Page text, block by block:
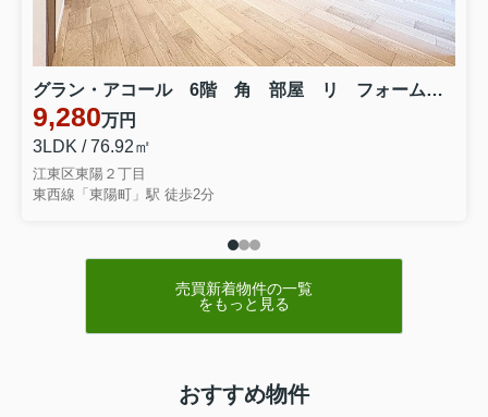
グラン・アコール 6階 角 部屋 リ フォーム済 ６F
9,280万円
3LDK / 76.92㎡
江東区東陽２丁目
東西線「東陽町」駅 徒歩2分
売買新着物件の一覧
をもっと見る
おすすめ物件